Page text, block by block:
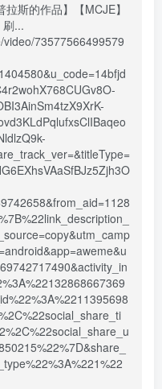
斯的作品】【MCJE】
...
73577566499579